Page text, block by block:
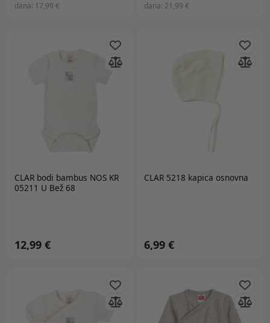
dana: 17,99 €
dana: 21,99 €
CLAR bodi bambus NOS KR
05211 U Bež 68
12,99 €
CLAR 5218 kapica osnovna
6,99 €